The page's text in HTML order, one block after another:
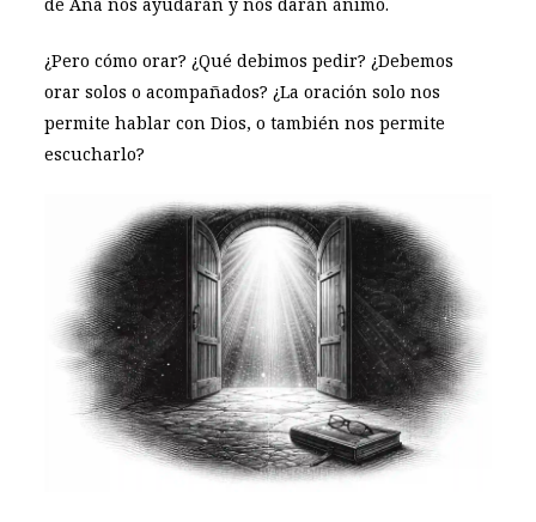
¿Pero cómo orar? ¿Qué debimos pedir? ¿Debemos
orar solos o acompañados? ¿La oración solo nos
permite hablar con Dios, o también nos permite
escucharlo?